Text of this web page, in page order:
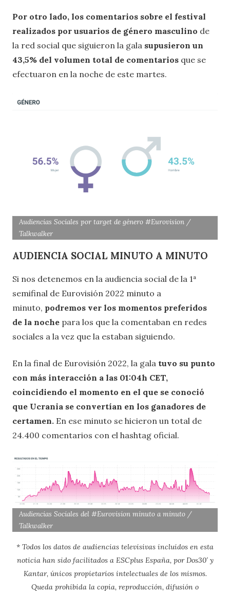
Por otro lado, los comentarios sobre el festival
realizados por usuarios de género masculino de
la red social que siguieron la gala supusieron un
43,5% del volumen total de comentarios que se
efectuaron en la noche de este martes.
Audiencias Sociales por target de género #Eurovision /
Talkwalker
AUDIENCIA SOCIAL MINUTO A MINUTO
Si nos detenemos en la audiencia social de la 1ª
semifinal de Eurovisión 2022 minuto a
minuto, podremos ver los momentos preferidos
de la noche para los que la comentaban en redes
sociales a la vez que la estaban siguiendo.
En la final de Eurovisión 2022, la gala tuvo su punto
con más interacción a las 01:04h CET,
coincidiendo el momento en el que se conoció
que Ucrania se convertían en los ganadores de
certamen. En ese minuto se hicieron un total de
24.400 comentarios con el hashtag oficial.
Audiencias Sociales del #Eurovision minuto a minuto /
Talkwalker
* Todos los datos de audiencias televisivas incluidos en esta
noticia han sido facilitados a ESCplus España, por Dos30′ y
Kantar, únicos propietarios intelectuales de los mismos.
Queda prohibida la copia, reproducción, difusión o